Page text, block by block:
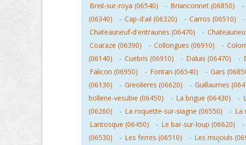
Breil-sur-roya (06540)
- Brianconnet (06850) -
(06340)
- Cap-d'ail (06320) - Carros (06510) -
Chateauneuf-d'entraunes (06470)
-
Coaraze (06390)
- Collongues (06910) -
(06140)
- Cuebris (06910) - Daluis (06470) -
Falicon (06950)
- Fontan (06540) - Gars
(06130)
- Greolieres (06620) - Guillaumes
bollene-vesubie (06450)
- La brigue (06430) -
(06260)
- La roquette-sur-siagne (06550) - La
Lantosque (06450)
- Le bar-sur-loup (06620) -
(06530)
- Les ferres (06510) - Les mujouls